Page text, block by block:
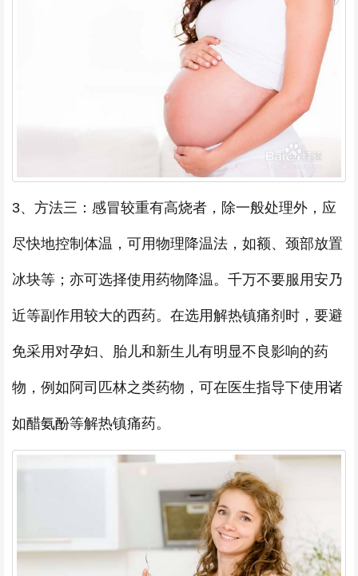
3、方法三：感冒较重有高烧者，除一般处理外，应
尽快地控制体温，可用物理降温法，如额、颈部放置
冰块等；亦可选择使用药物降温。千万不要服用安乃
近等副作用较大的西药。在选用解热镇痛剂时，要避
免采用对孕妇、胎儿和新生儿有明显不良影响的药
物，例如阿司匹林之类药物，可在医生指导下使用诸
如醋氨酚等解热镇痛药。